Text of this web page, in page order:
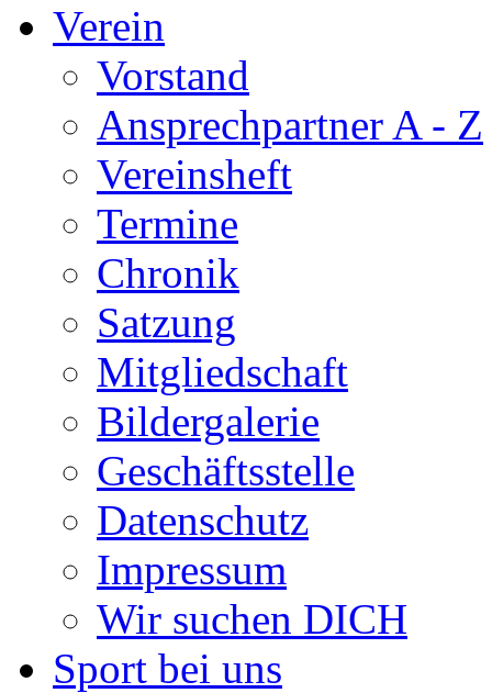
Verein
Vorstand
Ansprechpartner A - Z
Vereinsheft
Termine
Chronik
Satzung
Mitgliedschaft
Bildergalerie
Geschäftsstelle
Datenschutz
Impressum
Wir suchen DICH
Sport bei uns